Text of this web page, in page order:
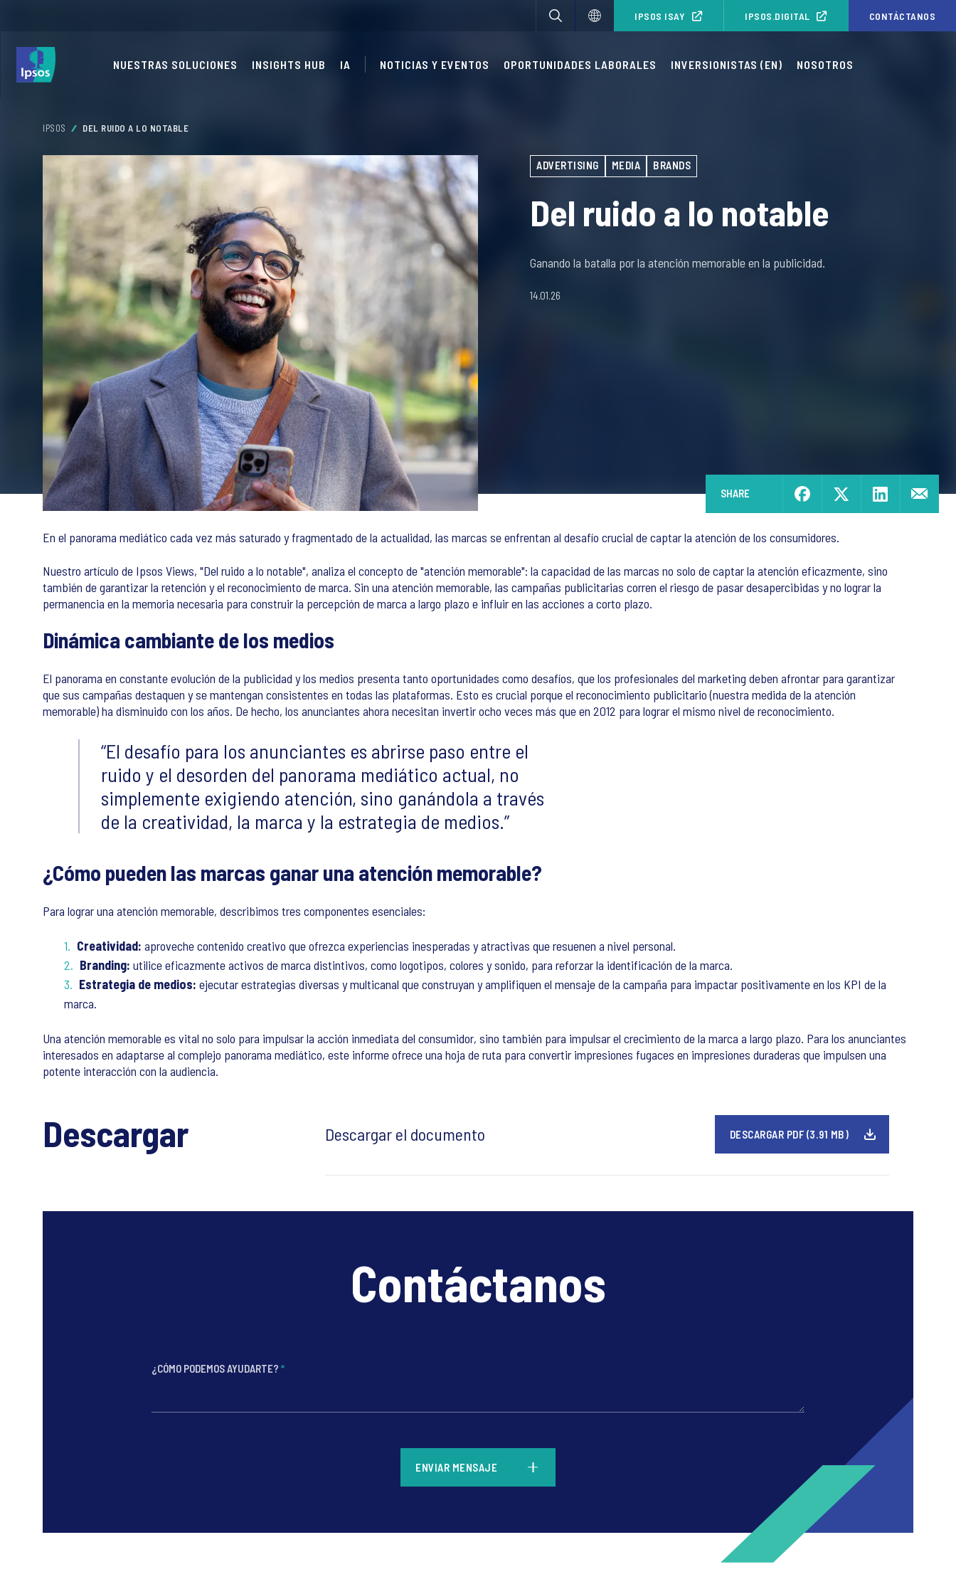
IPSOS ISAY IPSOS.DIGITAL CONTÁCTANOS
NUESTRAS SOLUCIONES INSIGHTS HUB IA NOTICIAS Y EVENTOS OPORTUNIDADES LABORALES INVERSIONISTAS (EN) NOSOTROS
IPSOS DEL RUIDO A LO NOTABLE
ADVERTISING MEDIA BRANDS
Del ruido a lo notable
Ganando la batalla por la atención memorable en la publicidad.
14.01.26
SHARE
En el panorama mediático cada vez más saturado y fragmentado de la actualidad, las marcas se enfrentan al desafío crucial de captar la atención de los consumidores.
Nuestro artículo de Ipsos Views, "Del ruido a lo notable", analiza el concepto de "atención memorable": la capacidad de las marcas no solo de captar la atención eficazmente, sino
también de garantizar la retención y el reconocimiento de marca. Sin una atención memorable, las campañas publicitarias corren el riesgo de pasar desapercibidas y no lograr la
permanencia en la memoria necesaria para construir la percepción de marca a largo plazo e influir en las acciones a corto plazo.
Dinámica cambiante de los medios
El panorama en constante evolución de la publicidad y los medios presenta tanto oportunidades como desafíos, que los profesionales del marketing deben afrontar para garantizar
que sus campañas destaquen y se mantengan consistentes en todas las plataformas. Esto es crucial porque el reconocimiento publicitario (nuestra medida de la atención
memorable) ha disminuido con los años. De hecho, los anunciantes ahora necesitan invertir ocho veces más que en 2012 para lograr el mismo nivel de reconocimiento.
El desafío para los anunciantes es abrirse paso entre el
ruido y el desorden del panorama mediático actual, no
simplemente exigiendo atención, sino ganándola a través
de la creatividad, la marca y la estrategia de medios.
¿Cómo pueden las marcas ganar una atención memorable?
Para lograr una atención memorable, describimos tres componentes esenciales:
Creatividad: aproveche contenido creativo que ofrezca experiencias inesperadas y atractivas que resuenen a nivel personal.
Branding: utilice eficazmente activos de marca distintivos, como logotipos, colores y sonido, para reforzar la identificación de la marca.
Estrategia de medios: ejecutar estrategias diversas y multicanal que construyan y amplifiquen el mensaje de la campaña para impactar positivamente en los KPI de la
marca.
Una atención memorable es vital no solo para impulsar la acción inmediata del consumidor, sino también para impulsar el crecimiento de la marca a largo plazo. Para los anunciantes
interesados en adaptarse al complejo panorama mediático, este informe ofrece una hoja de ruta para convertir impresiones fugaces en impresiones duraderas que impulsen una
potente interacción con la audiencia.
Descargar Descargar el documento DESCARGAR PDF (3.91 MB)
Contáctanos
¿CÓMO PODEMOS AYUDARTE? *
ENVIAR MENSAJE